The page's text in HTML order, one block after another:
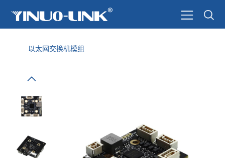
以太网交换机模组